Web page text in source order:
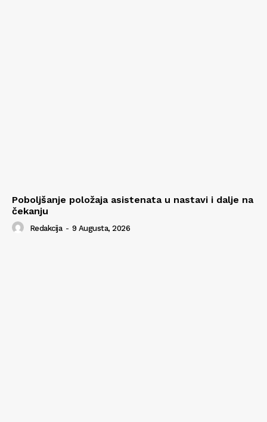
Poboljšanje položaja asistenata u nastavi i dalje na
čekanju
Redakcija - 9 Augusta, 2026